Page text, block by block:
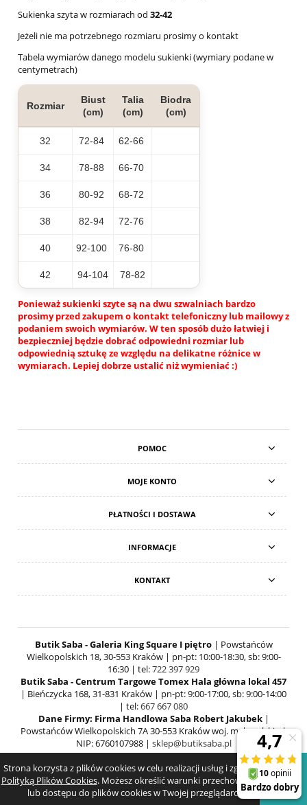
Strona korzysta z plików cookies w celu realizacji usług i zgodnie z
Polityką Plików Cookies. Możesz określić warunki przechowywania
lub dostępu do plików cookies w Twojej przeglądarce.
Sukienka szyta w rozmiarach od 32-42
Jeżeli nie ma potrzebnego rozmiaru prosimy o kontakt
Tabela wymiarów danego modelu sukienki (wymiary podane w
centymetrach)
Rozmiar
Biust
(cm)
Talia
(cm)
Biodra
(cm)
32 72-84 62-66
34 78-88 66-70
36 80-92 68-72
38 82-94 72-76
40 92-100 76-80
42 94-104 78-82
Ponieważ sukienki szyte są na dwu szwalniach bardzo
prosimy przed zakupem o kontakt telefoniczny lub mailowy z
podaniem swoich wymiarów. W ten sposób dużo łatwiej i
bezpieczniej będzie dobrać odpowiedni rozmiar lub
odpowiednią sztukę ze względu na delikatne różnice w
wymiarach. Lepiej dobrze ustalić niż wymieniać :)
POMOC
MOJE KONTO
PŁATNOŚCI I DOSTAWA
INFORMACJE
KONTAKT
Butik Saba - Galeria King Square I piętro| Powstańców
Wielkopolskich 18, 30-553 Kraków | pn-pt: 10:00-18:30, sb: 9:00-
16:30 | tel:722 397 929
Butik Saba - Centrum Targowe Tomex Hala główna lokal 457
| Bieńczycka 168, 31-831 Kraków | pn-pt: 9:00-17:00, sb: 9:00-14:00
| tel:667 667 080
Dane Firmy: Firma Handlowa Saba Robert Jakubek|
Powstańców Wielkopolskich 7A 30-553 Kraków woj. małopolskie |
NIP: 6760107988 | sklep@butiksaba.pl
POKAŻ PEŁNĄ WERSJĘ STRONY
SKLEP INTERNETOWY SHOPER.PL